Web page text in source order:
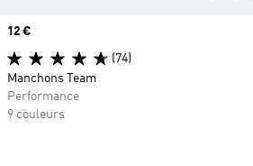
Prix
12 €
(74)
Manchons Team
Performance
9 couleurs